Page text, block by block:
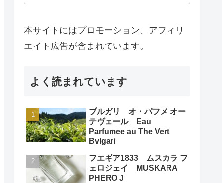
本サイトにはプロモーション、アフィリ
エイト広告が含まれています。
よく読まれています
ブルガリ オ・パフメ オー
テヴェール Eau
Parfumee au The Vert
Bvlgari
フエギア1833 ムスカラ フ
ェロジェイ MUSKARA
PHERO J